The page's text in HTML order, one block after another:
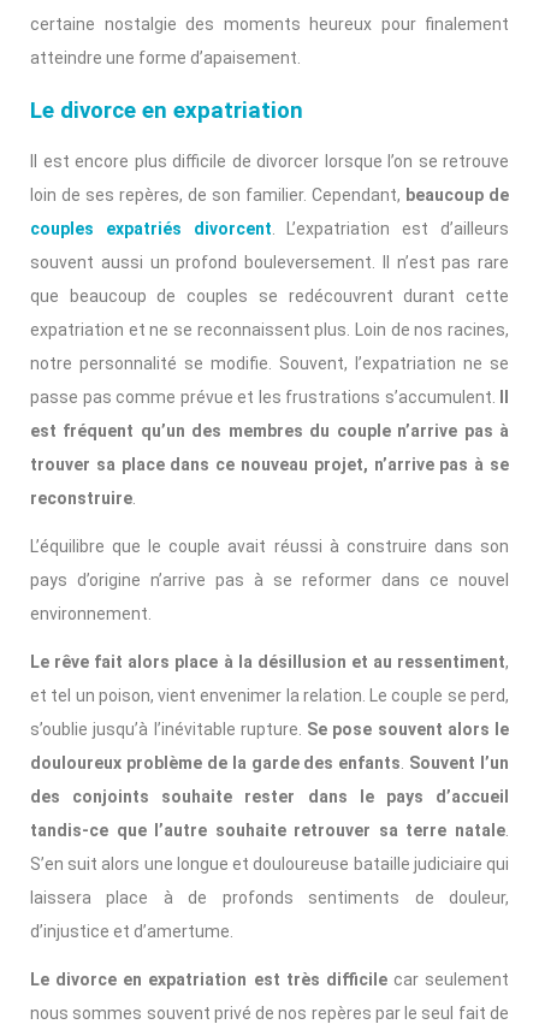
certaine nostalgie des moments heureux pour finalement
atteindre une forme d’apaisement.
Le divorce en expatriation
Il est encore plus difficile de divorcer lorsque l’on se retrouve
loin de ses repères, de son familier. Cependant, beaucoup de
couples expatriés divorcent . L’expatriation est d’ailleurs
souvent aussi un profond bouleversement. Il n’est pas rare
que beaucoup de couples se redécouvrent durant cette
expatriation et ne se reconnaissent plus. Loin de nos racines,
notre personnalité se modifie. Souvent, l’expatriation ne se
passe pas comme prévue et les frustrations s’accumulent.
est fréquent qu’un des membres du couple n’arrive pas à
trouver sa place dans ce nouveau projet, n’arrive pas à se
reconstruire
L’équilibre que le couple avait réussi à construire dans son
pays d’origine n’arrive pas à se reformer dans ce nouvel
environnement.
Le rêve fait alors place à la désillusion et au ressentiment,
et tel un poison, vient envenimer la relation. Le couple se perd,
s’oublie jusqu’à l’inévitable rupture. Se pose souvent alors le
douloureux problème de la garde des enfants Souvent l’un
des conjoints souhaite rester dans le pays d’accueil
tandis-ce que l’autre souhaite retrouver sa terre natale
S’en suit alors une longue et douloureuse bataille judiciaire qui
laissera place à de profonds sentiments de douleur,
d’injustice et d’amertume.
Le divorce en expatriation est très difficilecar seulement
nous sommes souvent privé de nos repères par le seul fait de